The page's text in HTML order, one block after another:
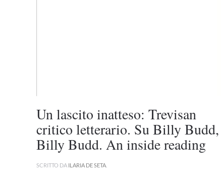
Un lascito inatteso: Trevisan
critico letterario. Su Billy Budd,
Billy Budd. An inside reading
SCRITTO DA ILARIA DE SETA